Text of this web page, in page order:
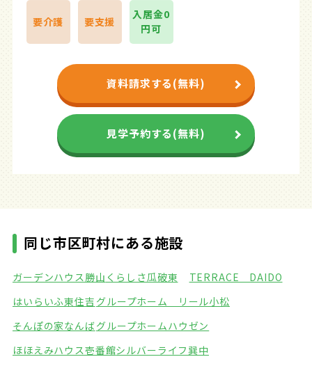
要介護 要支援
入居金0
円可
資料請求する(無料)
見学予約する(無料)
同じ市区町村にある施設
ガーデンハウス勝山 くらしさ瓜破東
TERRACE DAIDO
はいらいふ東住吉 グループホーム リール小松
そんぽの家なんばグループホームハウゼン
ほほえみハウス壱番館シルバーライフ巽中